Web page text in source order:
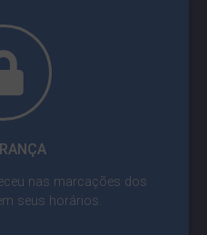
nas marcações dos
seus horários.